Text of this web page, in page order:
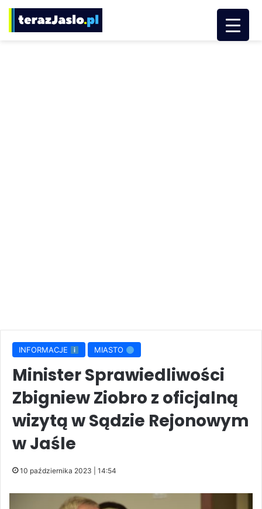
INFORMACJE MIASTO
Minister Sprawiedliwości
Zbigniew Ziobro z oficjalną
wizytą w Sądzie Rejonowym
w Jaśle
10 października 2023 | 14:54